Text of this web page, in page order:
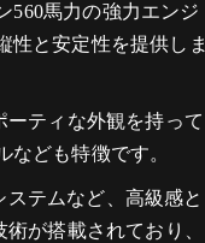
560馬力の強力エンジ
性と安定性を提供しま
ーティな外観を持って
ども特徴です。
テムなど、高級感と
が搭載されており、